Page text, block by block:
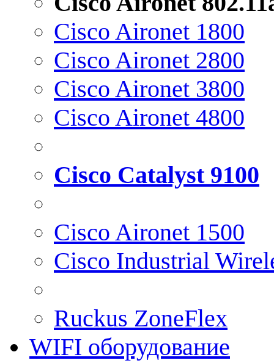
Cisco Aironet 1800
Cisco Aironet 2800
Cisco Aironet 3800
Cisco Aironet 4800
Cisco Catalyst 9100
Cisco Aironet 1500
Cisco Industrial
Ruckus ZoneFlex
WIFI оборудование